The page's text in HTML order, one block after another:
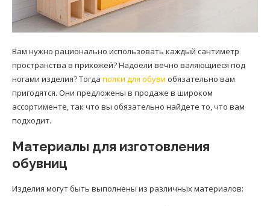
Вам нужно рационально использовать каждый сантиметр
пространства в прихожей? Надоели вечно валяющиеся под
ногами изделия? Тогда полки для обуви обязательно вам
пригодятся. Они предложены в продаже в широком
ассортименте, так что вы обязательно найдете то, что вам
подходит.
Материалы для изготовления
обувниц
Изделия могут быть выполнены из различных материалов: